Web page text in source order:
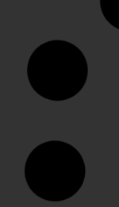
Neueröffnung
Giacomo
Rasoterra
Ursprünglich,